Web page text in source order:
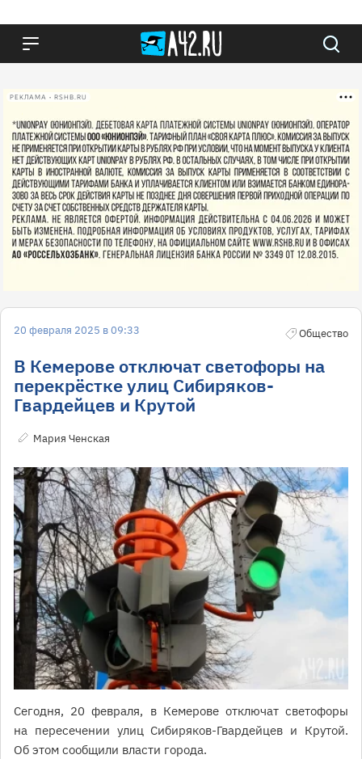
РЕКЛАМА • RSHB.RU
20 февраля 2025 в 09:33 Общество
В Кемерове отключат светофоры на
перекрёстке улиц Сибиряков-
Гвардейцев и Крутой
Мария Ченская
Сегодня, 20 февраля, в Кемерове отключат светофоры
на пересечении улиц Сибиряков-Гвардейцев и Крутой.
Об этом сообщили власти города.